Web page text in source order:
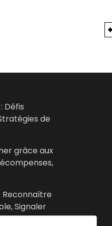
Défis
de
grâce aux
Reconnaître
Signaler
votre